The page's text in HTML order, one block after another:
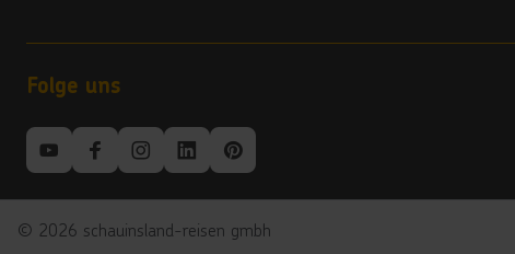
Folge uns
© 2026 schauinsland-reisen gmbh